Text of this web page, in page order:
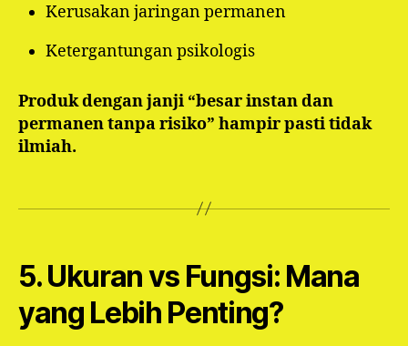
Kerusakan jaringan permanen
Ketergantungan psikologis
Produk dengan janji “besar instan dan
permanen tanpa risiko” hampir pasti tidak
ilmiah.
5. Ukuran vs Fungsi: Mana
yang Lebih Penting?